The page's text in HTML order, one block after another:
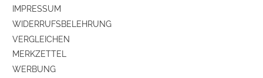
IMPRESSUM
WIDERRUFSBELEHRUNG
VERGLEICHEN
MERKZETTEL
WERBUNG